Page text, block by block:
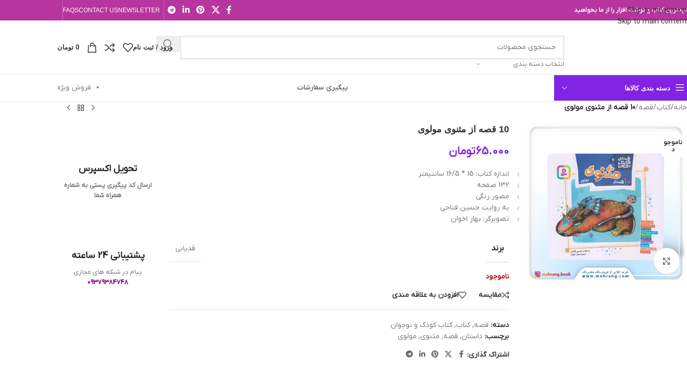
Skip to navigation
Skip to main content
کتاب و نوشت افزار را از ما بخواهید NEWSLETTER
CONTACT US
FAQS
انتخاب دسته بندی
ورود / ثبت نام 0 تومان
دسته بندی کالاها پیگیری سفارشات فروش ویژه
خانه/کتاب/قصه/10 قصه از مثنوی مولوی
ناموجو
د
بزرگنمایی تصویر
10 قصه از مثنوی مولوی
65.000تومان
اندازه کتاب: 15 * 16/5 سانتیمتر
132 صفحه
مصور رنگی
به روایت حسین فتاحی
تصویرگر: بهار اخوان
برند قدیانی
ناموجود
مقایسه
افزودن به علاقه مندی
دسته: قصه, کتاب, کتاب کودک و نوجوان
برچسب: داستان, قصه, مثنوی, مولوی
اشتراک گذاری:
تحویل اکسپرس
ارسال کد پیگیری پستی به شماره
همراه شما
پشتیبانی 24 ساعته
پیام در شبکه های مجازی
09379384748